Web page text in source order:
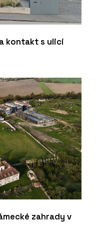
kontakt s ulicí
zahrady v